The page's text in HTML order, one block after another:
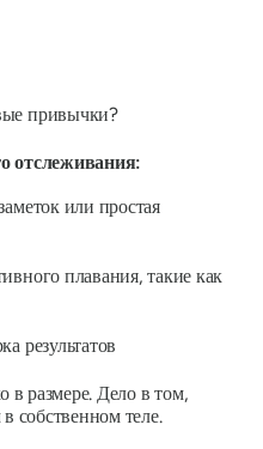
привычки?
отслеживания:
или простая
плавания, такие как
результатов
в размере. Дело в том,
собственном теле.